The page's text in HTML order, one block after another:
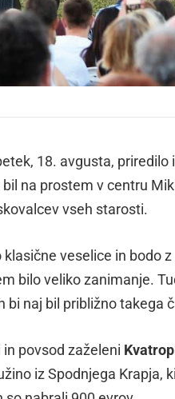
18. avgusta,
na prostem v centru
vseh starosti.
veselice in bodo
bilo veliko zanimanje.
bi naj bil približno takega
povsod zaželeni
iz Spodnjega Krapja,